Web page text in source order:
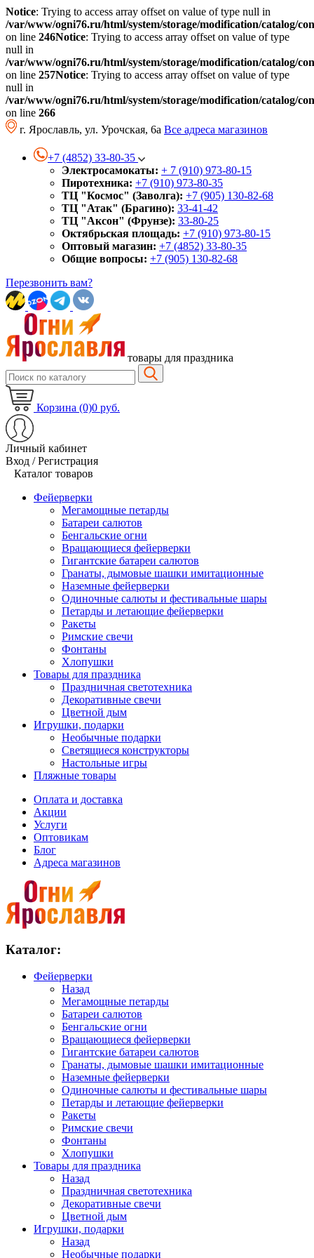
Notice: Trying to access array offset on value of type null in
/var/www/ogni76.ru/html/system/storage/modification/catalog/
on line 246Notice: Trying to access array offset on value of type
null in
/var/www/ogni76.ru/html/system/storage/modification/catalog/
on line 257Notice: Trying to access array offset on value of type
null in
/var/www/ogni76.ru/html/system/storage/modification/catalog/
on line 266
г. Ярославль, ул. Урочская, 6а Все адреса магазинов
+7 (4852) 33-80-35
Электросамокаты: + 7 (910) 973-80-15
Пиротехника: +7 (910) 973-80-35
ТЦ "Космос" (Заволга): +7 (905) 130-82-68
ТЦ "Атак" (Брагино): 33-41-42
ТЦ "Аксон" (Фрунзе): 33-80-25
Октябрьская площадь: +7 (910) 973-80-15
Оптовый магазин: +7 (4852) 33-80-35
Общие вопросы: +7 (905) 130-82-68
Перезвонить вам?
товары для праздника
Корзина (0)0 руб.
Личный кабинет
Вход / Регистрация
Каталог товаров
Фейерверки
Мегамощные петарды
Батареи салютов
Бенгальские огни
Вращающиеся фейерверки
Гигантские батареи салютов
Гранаты, дымовые шашки имитационные
Наземные фейерверки
Одиночные салюты и фестивальные шары
Петарды и летающие фейерверки
Ракеты
Римские свечи
Фонтаны
Хлопушки
Товары для праздника
Праздничная светотехника
Декоративные свечи
Цветной дым
Игрушки, подарки
Необычные подарки
Светящиеся конструкторы
Настольные игры
Пляжные товары
Оплата и доставка
Акции
Услуги
Оптовикам
Блог
Адреса магазинов
Каталог:
Фейерверки
Назад
Мегамощные петарды
Батареи салютов
Бенгальские огни
Вращающиеся фейерверки
Гигантские батареи салютов
Гранаты, дымовые шашки имитационные
Наземные фейерверки
Одиночные салюты и фестивальные шары
Петарды и летающие фейерверки
Ракеты
Римские свечи
Фонтаны
Хлопушки
Товары для праздника
Назад
Праздничная светотехника
Декоративные свечи
Цветной дым
Игрушки, подарки
Назад
Необычные подарки